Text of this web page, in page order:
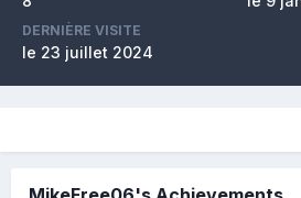
DERNIÈRE VISITE
le 23 juillet 2024